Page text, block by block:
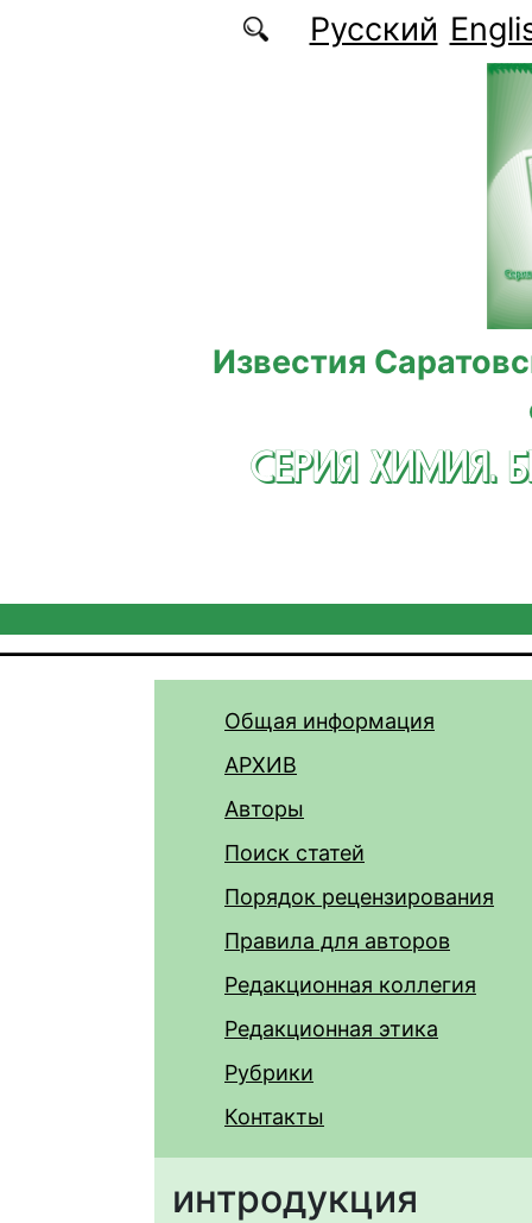
Перейти к основному содержаниюРусский
Известия
СЕРИЯ ХИМИЯ.
Общая информация
АРХИВ
Авторы
Поиск статей
Порядок рецензирования
Правила для авторов
Редакционная коллегия
Редакционная этика
Рубрики
Контакты
интродукция